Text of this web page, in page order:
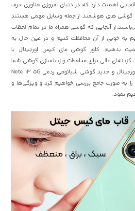
آنجایی اهمیت دارد که در دنیای امروزی فناوری حرف
و گوشی های هوشمند از جمله وسایل مهمی هستند
آنجایی که گوشی همراه ما در تمام لحظات
به خوبی از آن محافظت کنیم و در عین حال به
بدهیم. کاور گوشی مای کیس اورجینال با
عالی برای محافظت و زیباسازی گوشی شما
می‌باشد. در این مطلب، قاب اورجینال و جدید گوشی شیائومی ردمی Note 13 5G
به صورت جامع بررسی خواهیم کرد و ویژگی‌ها و
نمود.